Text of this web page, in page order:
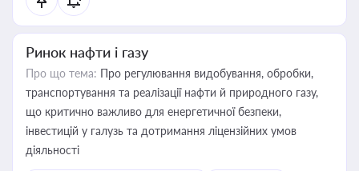
Ринок нафти і газу
Про що тема: Про регулювання видобування, обробки,
транспортування та реалізації нафти й природного газу,
що критично важливо для енергетичної безпеки,
інвестицій у галузь та дотримання ліцензійних умов
діяльності